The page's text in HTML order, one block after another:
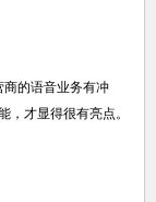
的语音业务有冲
，才显得很有亮点。